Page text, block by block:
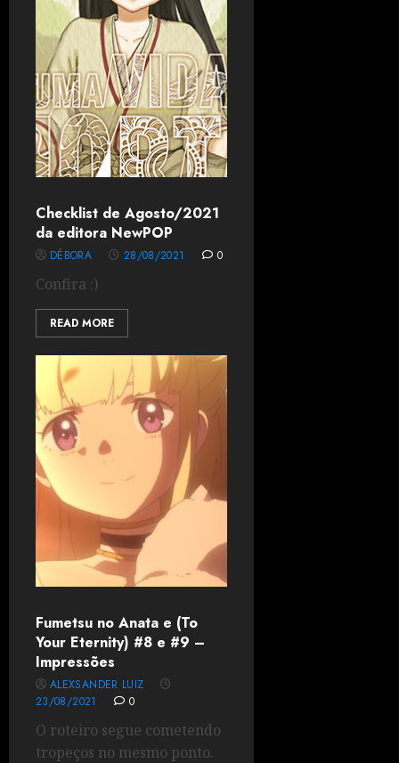
Checklist de Agosto/2021
da editora NewPOP
DÉBORA 28/08/2021 0
Confira :)
READ MORE
Fumetsu no Anata e (To
Your Eternity) #8 e #9 –
Impressões
ALEXSANDER LUIZ
23/08/2021
0
O roteiro segue cometendo
tropeços no mesmo ponto.